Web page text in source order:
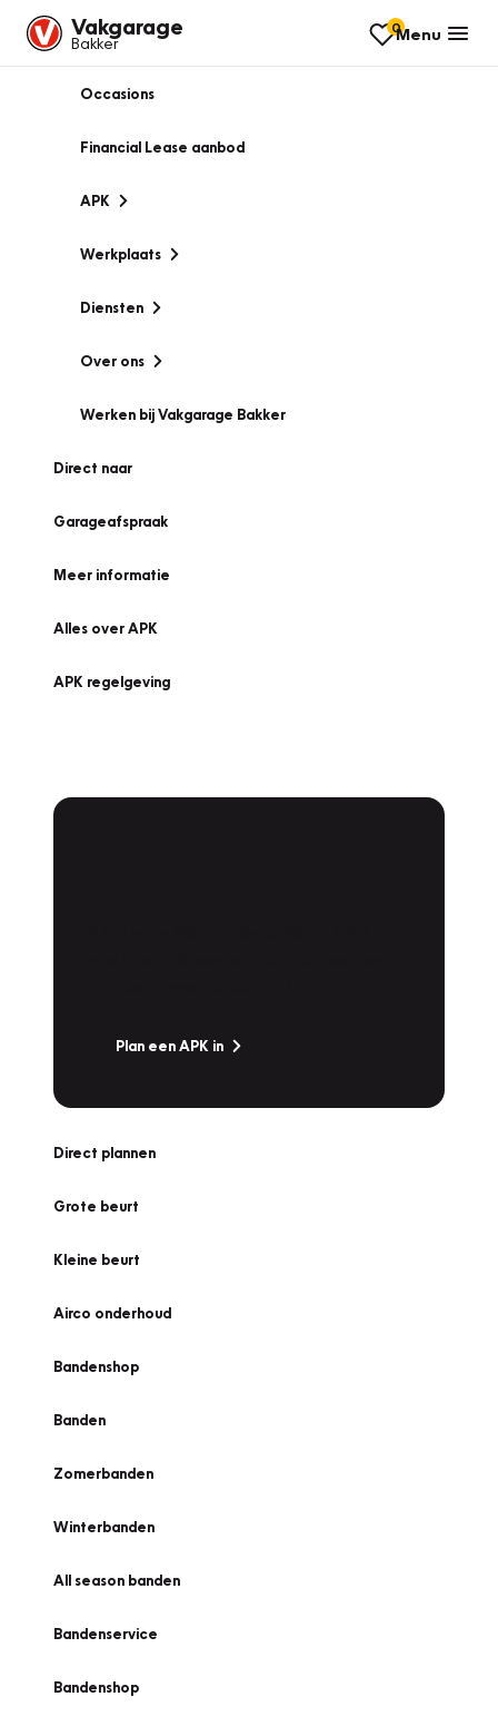
Vakgarage
Bakker
0Menu
Occasions
Financial Lease aanbod
APK
Werkplaats
Diensten
Over ons
Werken bij Vakgarage Bakker
Direct naar
Garageafspraak
Meer informatie
Alles over APK
APK regelgeving
Plan een APK in
Direct plannen
Grote beurt
Kleine beurt
Airco onderhoud
Bandenshop
Banden
Zomerbanden
Winterbanden
All season banden
Bandenservice
Bandenshop